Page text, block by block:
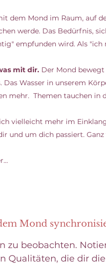
dem Mond im Raum, auf
werde. Das Bedürfnis,
empfunden wird. Als "ich
mit dir. Der Mond bewegt
Wasser in unserem
mehr.  Themen tauchen in
vielleicht mehr im
und um dich passiert.
Mond
zu beobachten.
Qualitäten, die dir